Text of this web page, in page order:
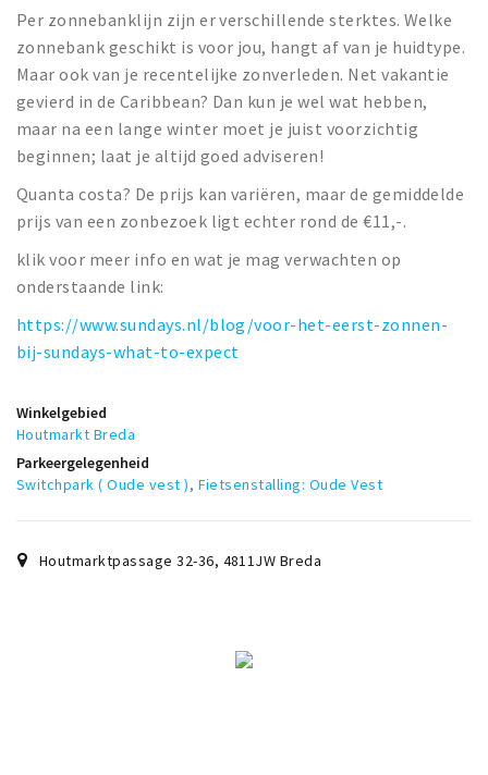
Per zonnebanklijn zijn er verschillende sterktes. Welke
zonnebank geschikt is voor jou, hangt af van je huidtype.
Maar ook van je recentelijke zonverleden. Net vakantie
gevierd in de Caribbean? Dan kun je wel wat hebben,
maar na een lange winter moet je juist voorzichtig
beginnen; laat je altijd goed adviseren!
Quanta costa? De prijs kan variëren, maar de gemiddelde
prijs van een zonbezoek ligt echter rond de €11,-.
klik voor meer info en wat je mag verwachten op
onderstaande link:
https://www.sundays.nl/blog/voor-het-eerst-zonnen-
bij-sundays-what-to-expect
Winkelgebied
Houtmarkt Breda
Parkeergelegenheid
Switchpark ( Oude vest ), Fietsenstalling: Oude Vest
Houtmarktpassage 32-36, 4811JW Breda